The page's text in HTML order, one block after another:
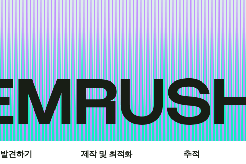
발견하기 제작 및 최적화 추적